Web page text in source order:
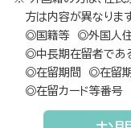
方は内容が異なります
◎国籍等 ◎外国人住
◎中長期在留者で
◎在留期間 ◎在留期
◎在留カード等番号